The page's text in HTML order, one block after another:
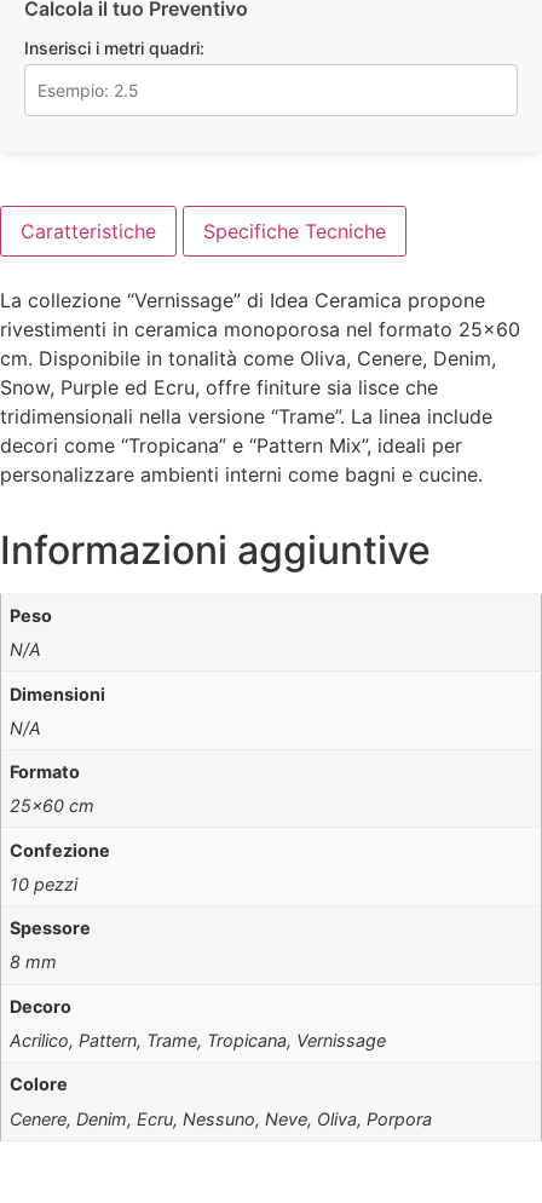
Calcola il tuo Preventivo
Inserisci i metri quadri:
Caratteristiche Specifiche Tecniche
La collezione “Vernissage” di Idea Ceramica propone
rivestimenti in ceramica monoporosa nel formato 25×60
cm. Disponibile in tonalità come Oliva, Cenere, Denim,
Snow, Purple ed Ecru, offre finiture sia lisce che
tridimensionali nella versione “Trame”. La linea include
decori come “Tropicana” e “Pattern Mix”, ideali per
personalizzare ambienti interni come bagni e cucine.
Informazioni aggiuntive
Peso
N/A
Dimensioni
N/A
Formato
25×60 cm
Confezione
10 pezzi
Spessore
8 mm
Decoro
Acrilico, Pattern, Trame, Tropicana, Vernissage
Colore
Cenere, Denim, Ecru, Nessuno, Neve, Oliva, Porpora